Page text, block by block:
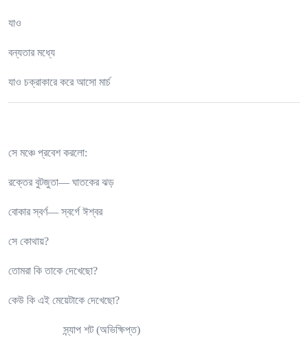
যাও
বন্যতার মধ্যে
যাও চক্রাকারে করে আসো মার্চ
সে মঞ্চে প্রবেশ করলো:
রক্তের বুটজুতা— ঘাতকের ঝড়
বোকার স্বর্ণ— স্বর্গে ঈশ্বর
সে কোথায়?
তোমরা কি তাকে দেখেছো?
কেউ কি এই মেয়েটাকে দেখেছো?
স্ন্যাপ শট (অভিক্ষিপ্ত)